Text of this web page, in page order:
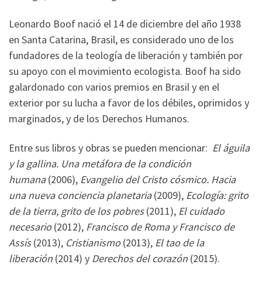
Leonardo Boof nació el 14 de diciembre del año 1938
en Santa Catarina, Brasil, es considerado uno de los
fundadores de la teología de liberación y también por
su apoyo con el movimiento ecologista. Boof ha sido
galardonado con varios premios en Brasil y en el
exterior por su lucha a favor de los débiles, oprimidos y
marginados, y de los Derechos Humanos.
Entre sus libros y obras se pueden mencionar: El águila
y la gallina. Una metáfora de la condición
humana(2006), Evangelio del Cristo cósmico. Hacia
una nueva conciencia planetaria(2009), Ecología: grito
de la tierra, grito de los pobres(2011), El cuidado
necesario(2012), Francisco de Roma y Francisco de
Assís(2013), Cristianismo(2013), El tao de la
liberación (2014) y Derechos del corazón (2015).